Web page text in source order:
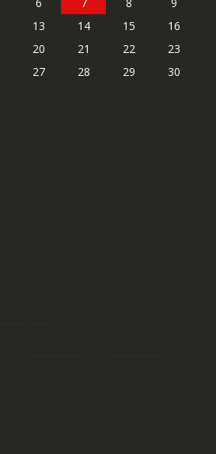
13 14 15
16
20 21 22
23
27 28 29
30